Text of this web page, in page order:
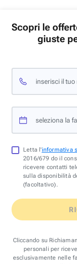
Scopri le
giuste
inserisci il
seleziona la
Letta l'informativa
2016/679 do il
ricevere contatti
sulla disponibilità
(facoltativo).
Cliccando su
personali per
esclusivamente nelle